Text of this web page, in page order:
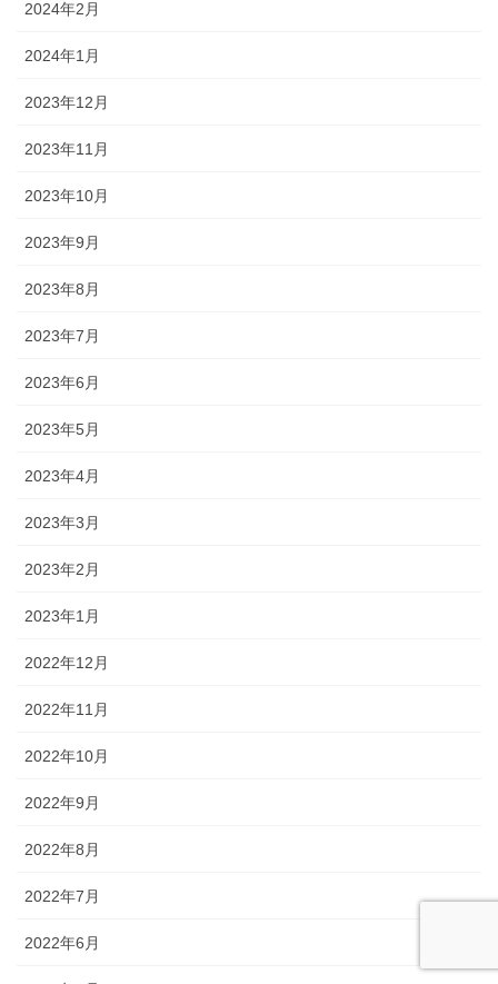
2024年2月
2024年1月
2023年12月
2023年11月
2023年10月
2023年9月
2023年8月
2023年7月
2023年6月
2023年5月
2023年4月
2023年3月
2023年2月
2023年1月
2022年12月
2022年11月
2022年10月
2022年9月
2022年8月
2022年7月
2022年6月